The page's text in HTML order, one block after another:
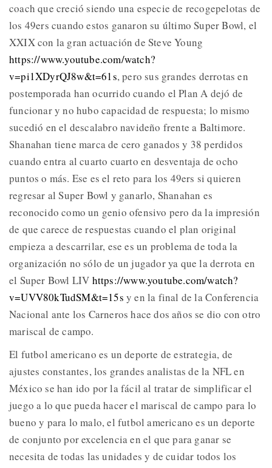
coach que creció siendo una especie de recogepelotas de
los 49ers cuando estos ganaron su último Super Bowl, el
XXIX con la gran actuación de Steve Young
https://www.youtube.com/watch?
v=pi1XDyrQJ8w&t=61s, pero sus grandes derrotas en
postemporada han ocurrido cuando el Plan A dejó de
funcionar y no hubo capacidad de respuesta; lo mismo
sucedió en el descalabro navideño frente a Baltimore.
Shanahan tiene marca de cero ganados y 38 perdidos
cuando entra al cuarto cuarto en desventaja de ocho
puntos o más. Ese es el reto para los 49ers si quieren
regresar al Super Bowl y ganarlo, Shanahan es
reconocido como un genio ofensivo pero da la impresión
de que carece de respuestas cuando el plan original
empieza a descarrilar, ese es un problema de toda la
organización no sólo de un jugador ya que la derrota en
el Super Bowl LIV https://www.youtube.com/watch?
v=UVV80kTudSM&t=15s y en la final de la Conferencia
Nacional ante los Carneros hace dos años se dio con otro
mariscal de campo.
El futbol americano es un deporte de estrategia, de
ajustes constantes, los grandes analistas de la NFL en
México se han ido por la fácil al tratar de simplificar el
juego a lo que pueda hacer el mariscal de campo para lo
bueno y para lo malo, el futbol americano es un deporte
de conjunto por excelencia en el que para ganar se
necesita de todas las unidades y de cuidar todos los